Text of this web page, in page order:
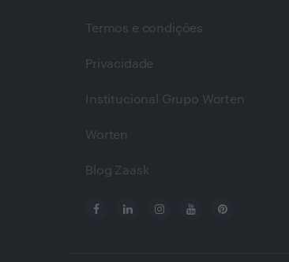
Termos e condições
Privacidade
Institucional Grupo Worten
Worten
Blog Zaask